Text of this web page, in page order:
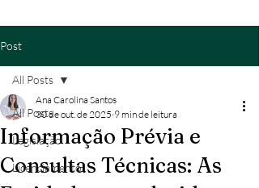
Post
All Posts
Legislação
Licenciamento
All Posts
Informação Prévia e
Consultas Técnicas: As
Ana Carolina Santos
30 de out. de 2025 9 min de leitura